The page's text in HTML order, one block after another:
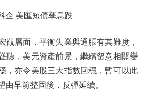
美匯短債孳息跌
層面，平衡失業與通脹有其難度，
聽，美元資產前景，繼續留意相關變
，亦令美股三大指數回穩，暫可以此
由早前整固後，反彈延續。